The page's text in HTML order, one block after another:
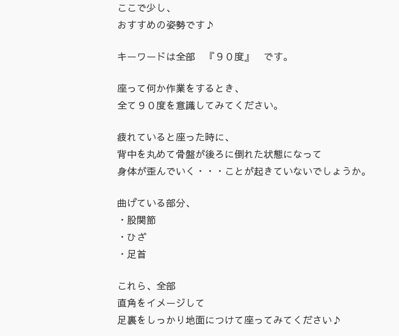
ここで少し、
おすすめの姿勢です♪
キーワードは全部 『９０度』 です。
座って何か作業をするとき、
全て９０度を意識してみてください。
疲れていると座った時に、
背中を丸めて骨盤が後ろに倒れた状態になって
身体が歪んでいく・・・ことが起きていないでしょうか。
曲げている部分、
・股関節
・ひざ
・足首
これら、全部
直角をイメージして
足裏をしっかり地面につけて座ってみてください♪